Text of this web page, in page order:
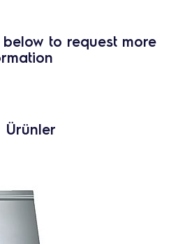
to request more
Ürünler